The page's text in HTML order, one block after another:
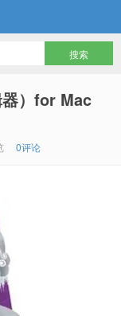
）for Mac
0评论